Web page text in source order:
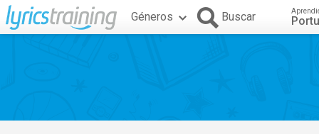
Géneros Buscar